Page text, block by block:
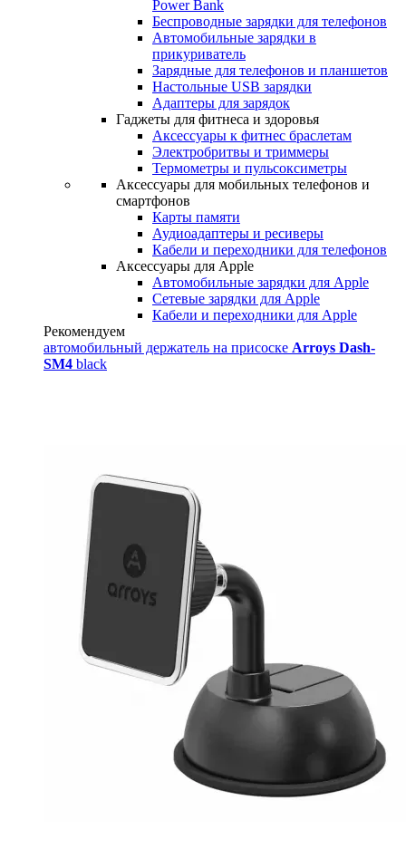
Power Bank
Беспроводные зарядки для телефонов
Автомобильные зарядки в
прикуриватель
Зарядные для телефонов и планшетов
Настольные USB зарядки
Адаптеры для зарядок
Гаджеты для фитнеса и здоровья
Аксессуары к фитнес браслетам
Электробритвы и триммеры
Термометры и пульсоксиметры
Аксессуары для мобильных телефонов и
смартфонов
Карты памяти
Аудиоадаптеры и ресиверы
Кабели и переходники для телефонов
Аксессуары для Apple
Автомобильные зарядки для Apple
Сетевые зарядки для Apple
Кабели и переходники для Apple
Рекомендуем
автомобильный держатель на присоске Arroys Dash-
SM4 black